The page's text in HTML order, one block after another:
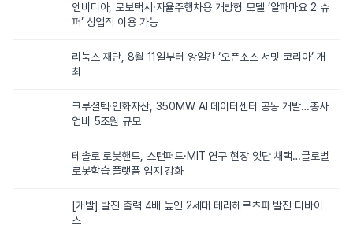
엔비디아, 로보택시·자율주행차용 개방형 모델 ‘알파마요 2 슈
퍼’ 상업적 이용 가능
리눅스 재단, 8월 11일부터 양일간 ‘오픈소스 서밋 코리아’ 개
최
크루셜텍·인화자산, 350MW AI 데이터센터 공동 개발…총사
업비 5조원 규모
테솔로 로봇핸드, 스탠퍼드·MIT 연구 현장 잇단 채택…글로벌
로봇학습 플랫폼 입지 강화
[개발] 발진 출력 4배 높인 2세대 테라헤르츠파 발진 디바이
스